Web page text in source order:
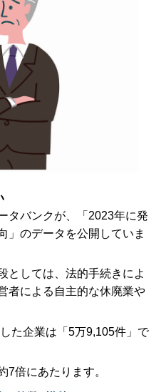
タバンクが、「2023年に発
」のデータを公開していま
としては、法的手続きによ
者による自主的な休廃業や
た企業は「5万9,105件」で
7倍にあたります。